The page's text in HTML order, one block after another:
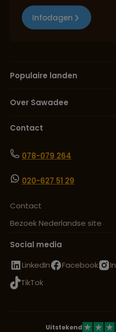
Infodagen
Populaire landen
Over Sawadee
Contact
078-079 264
020-627 51 29
Contact
Bezoek Nederlandse site
Social media
LinkedIn
Facebook
TikTok
Uitstekend